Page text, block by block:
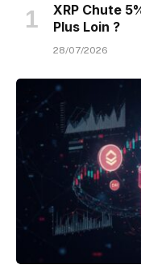
XRP Chute
Plus Loin ?
28/07/2026